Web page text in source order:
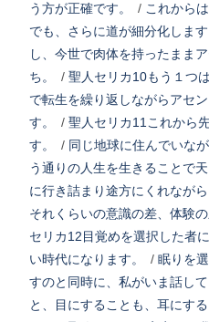
う方が正確です。
/ これから
でも、さらに道が細分化します
し、今世で肉体を持ったまま
ち。
/ 聖人セリカ10もう１つ
で転生を繰り返しながらアセ
す。
/ 聖人セリカ11これから
す。
/ 同じ地球に住んでいな
う通りの人生を生きることで
に行き詰まり途方にくれなが
それくらいの意識の差、体験
セリカ12目覚めを選択した者
い時代になります。
/ 眠りを
すのと同時に、私がいま話し
と、目にすることも、耳にす